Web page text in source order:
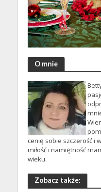
O mnie
cenię sobie szczerość i
miłość i namiętność
wieku.
Zobacz także: